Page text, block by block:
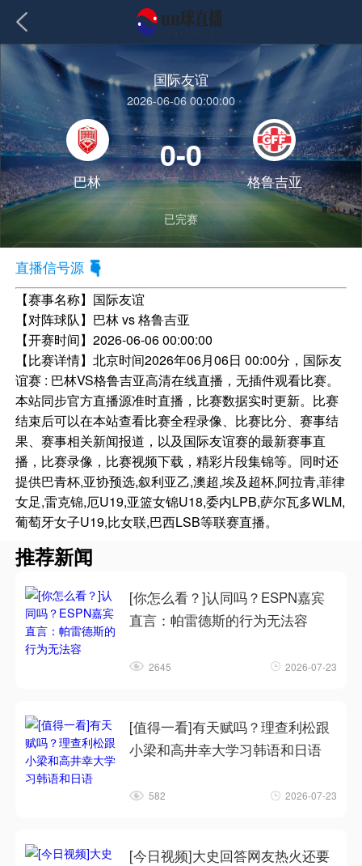
国际友谊
2026-06-06 00:00:00
巴林
0-0
格鲁吉亚
已完赛
直播信号源
【赛事名称】 国际友谊
【对阵球队】 巴林 vs 格鲁吉亚
【开赛时间】2026-06-06 00:00:00
【比赛详情】北京时间2026年06月06日 00:00分，国际友
谊赛 : 巴林VS格鲁吉亚高清在线直播，无插件观看比赛。
本站同步官方直播源准时直播，比赛数据实时更新。比赛
结束后可以在本站查看比赛全程录像、比赛比分、赛事结
果、赛事相关新闻报道，以及国际友谊赛的最新赛事直
播，比赛录像，比赛视频下载，精彩片段集锦等。同时还
提供巴青杯,亚协预选,叙利亚乙,澳超,埃及超杯,阿拉青,菲律
女足,雷克锦,厄U19,亚篮女锦U18,委内LPB,萨尔瓦多WLM,
葡萄牙女子U19,比女联,巴西LSB等联赛直播。
推荐新闻
[你怎么看？]认同吗？ESPN嘉宾
直言：帕雷德斯的行为无法容
2645 2026-07-23
[值得一看]有天赋吗？理查利松跟
小梁和高井幸大学习韩语和日语
582 2026-07-23
[今日视频]大史回答网友热火还要